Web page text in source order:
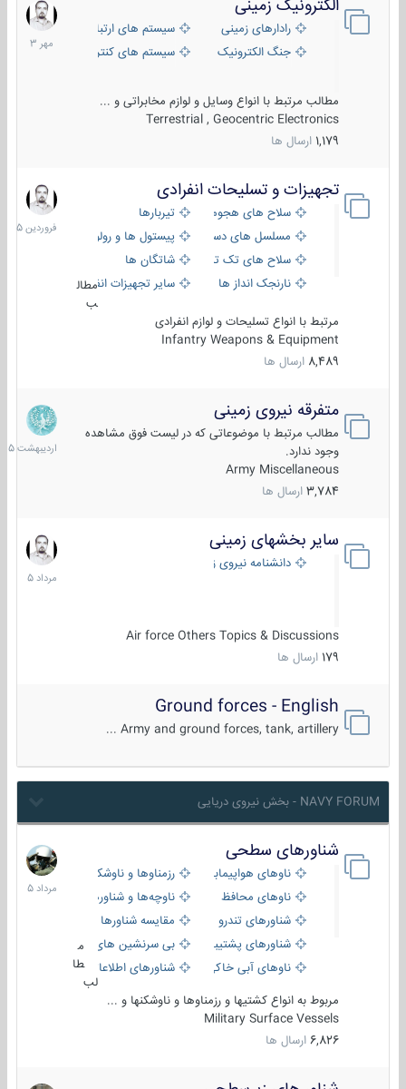
الکترونیک زمینی
رادارهای زمینی
سیستم های ارتباطی و جمع آوری
جنگ الکترونیک
سیستم های کنترل آتش و تجهیزات
مطالب مرتبط با انواع وسایل و لوازم مخابراتی و ...
Terrestrial , Geocentric Electronics
1,179 ارسال ها
1
مهر
1403
تجهیزات و تسلیحات انفرادی
سلاح های هجومی
تیربارها
مسلسل های دستی
پیستول ها و رولورها
سلاح های تک تیر اندازیشاتگان ها
نارنجک انداز ها
سایر تجهیزات انفرادی
مطال
ب
مرتبط با انواع تسلیحات و لوازم انفرادی
Infantry Weapons & Equipment
8,489 ارسال ها
17
فروردین
1405
متفرقه نیروی زمینی
مطالب مرتبط با موضوعاتی که در لیست فوق مشاهده
وجود ندارد.
Army Miscellaneous
3,784 ارسال ها
27
1405
سایر بخشهای زمینی
دانشنامه نیروی زمینی
Air force Others Topics & Discussions
179 ارسال ها
9
مرداد
1405
Ground forces - English
Army and ground forces, tank, artillery ...
NAVY FORUM - بخش نیروی دریایی
شناورهای سطحی
ناوهای هواپیمابر و بالگرد بررزمناوها و ناوشکن‌ها
ناوهای محافظ
ناوچه‌ها و شناورهای گشتی
شناورهای تندرو
مقایسه شناورها
شناورهای پشتیبانی
بی سرنشین های دریایی
ناوهای آبی خاکی و نیروبرشناورهای اطلاعاتی و جاسوسی
طا
لب
مربوط به انواع کشتیها و رزمناوها و ناوشکنها و ...
Military Surface Vessels
6,826 ارسال ها
2
مرداد
1405